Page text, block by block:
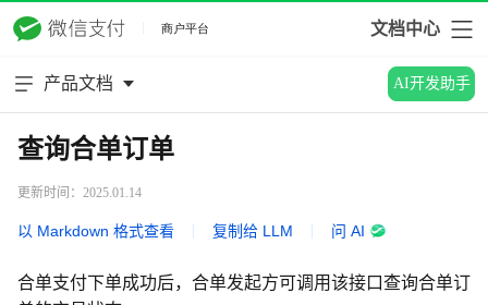
文档中心
产品文档 AI开发助手
查询合单订单
更新时间：2025.01.14
以 Markdown 格式查看 复制给 LLM 问 AI
合单支付下单成功后，合单发起方可调用该接口查询合单订